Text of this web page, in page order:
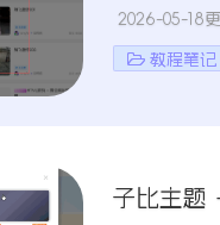
2026-05-18
教程笔记
子比主题